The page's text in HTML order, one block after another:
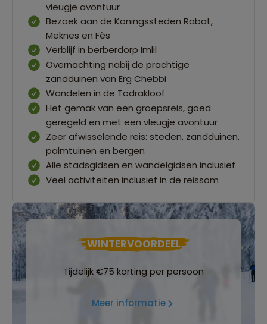
vleugje avontuur
Bezoek aan de Koningssteden Rabat,
Meknes en Fès
Verblijf in berberdorp Imlil
Overnachting nabij de prachtige
zandduinen van Erg Chebbi
Wandelen in de Todrakloof
Het gemak van een groepsreis, goed
geregeld en met een vleugje avontuur
Zeer afwisselende reis: steden, zandduinen,
palmtuinen en bergen
Alle stadsgidsen en wandelgidsen inclusief
Veel activiteiten inclusief in de reissom
WINTERVOORDEEL
Tijdelijk €75 korting per persoon
Meer informatie